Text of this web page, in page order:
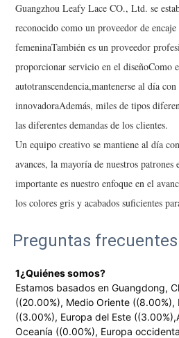
Guangzhou Leafy Lace CO., Ltd. se
reconocido como un proveedor de
femeninaTambién es un proveedor
proporcionar servicio en el diseñoComo
autotranscendencia,mantenerse al día
innovadoraAdemás, miles de tipos
las diferentes demandas de los clientes.
Un equipo creativo se mantiene al día
avances, la mayoría de nuestros
importante es nuestro enfoque en el
los colores gris y acabados suficientes
Preguntas frecuentes
1¿Quiénes somos?
Estamos basados en Guangdong,
((20.00%), Medio Oriente
((3.00%), Europa del Este
Oceanía ((0.00%), Europa